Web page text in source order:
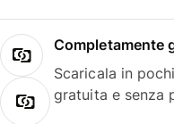
Completamente
Scaricala in
gratuita e senza